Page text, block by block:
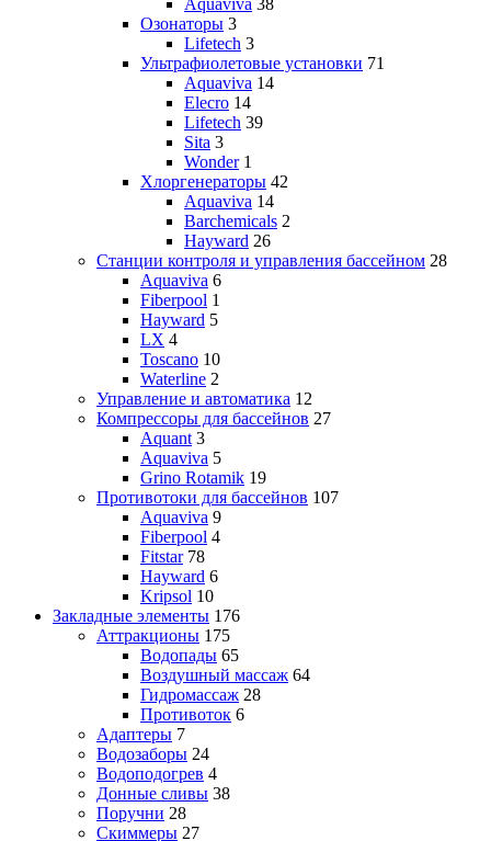
Aquaviva 38
Озонаторы 3
Lifetech 3
Ультрафиолетовые установки 71
Aquaviva 14
Elecro 14
Lifetech 39
Sita 3
Wonder 1
Хлоргенераторы 42
Aquaviva 14
Barchemicals 2
Hayward 26
Станции контроля и управления бассейном 28
Aquaviva 6
Fiberpool 1
Hayward 5
LX 4
Toscano 10
Waterline 2
Управление и автоматика 12
Компрессоры для бассейнов 27
Aquant 3
Aquaviva 5
Grino Rotamik 19
Противотоки для бассейнов 107
Aquaviva 9
Fiberpool 4
Fitstar 78
Hayward 6
Kripsol 10
Закладные элементы 176
Аттракционы 175
Водопады 65
Воздушный массаж 64
Гидромассаж 28
Противоток 6
Адаптеры 7
Водозаборы 24
Водоподогрев 4
Донные сливы 38
Поручни 28
Скиммеры 27